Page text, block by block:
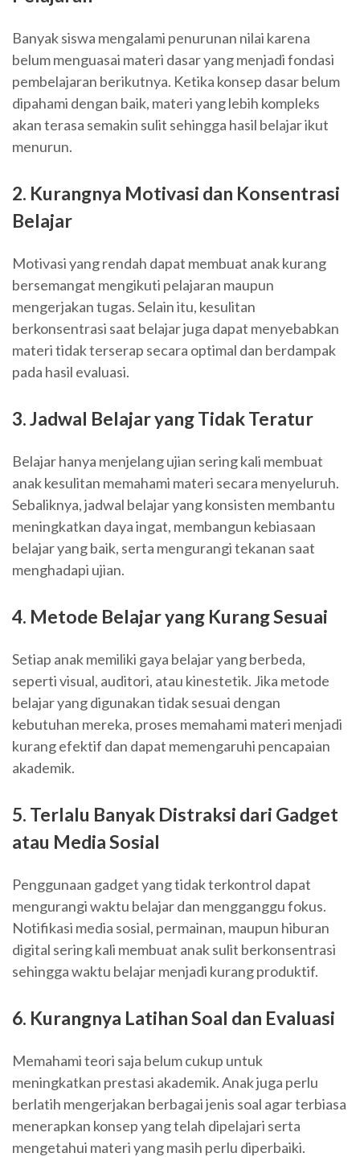
Banyak siswa mengalami penurunan nilai karena
belum menguasai materi dasar yang menjadi fondasi
pembelajaran berikutnya. Ketika konsep dasar belum
dipahami dengan baik, materi yang lebih kompleks
akan terasa semakin sulit sehingga hasil belajar ikut
menurun.
2. Kurangnya Motivasi dan Konsentrasi
Belajar
Motivasi yang rendah dapat membuat anak kurang
bersemangat mengikuti pelajaran maupun
mengerjakan tugas. Selain itu, kesulitan
berkonsentrasi saat belajar juga dapat menyebabkan
materi tidak terserap secara optimal dan berdampak
pada hasil evaluasi.
3. Jadwal Belajar yang Tidak Teratur
Belajar hanya menjelang ujian sering kali membuat
anak kesulitan memahami materi secara menyeluruh.
Sebaliknya, jadwal belajar yang konsisten membantu
meningkatkan daya ingat, membangun kebiasaan
belajar yang baik, serta mengurangi tekanan saat
menghadapi ujian.
4. Metode Belajar yang Kurang Sesuai
Setiap anak memiliki gaya belajar yang berbeda,
seperti visual, auditori, atau kinestetik. Jika metode
belajar yang digunakan tidak sesuai dengan
kebutuhan mereka, proses memahami materi menjadi
kurang efektif dan dapat memengaruhi pencapaian
akademik.
5. Terlalu Banyak Distraksi dari Gadget
atau Media Sosial
Penggunaan gadget yang tidak terkontrol dapat
mengurangi waktu belajar dan mengganggu fokus.
Notifikasi media sosial, permainan, maupun hiburan
digital sering kali membuat anak sulit berkonsentrasi
sehingga waktu belajar menjadi kurang produktif.
6. Kurangnya Latihan Soal dan Evaluasi
Memahami teori saja belum cukup untuk
meningkatkan prestasi akademik. Anak juga perlu
berlatih mengerjakan berbagai jenis soal agar terbiasa
menerapkan konsep yang telah dipelajari serta
mengetahui materi yang masih perlu diperbaiki.